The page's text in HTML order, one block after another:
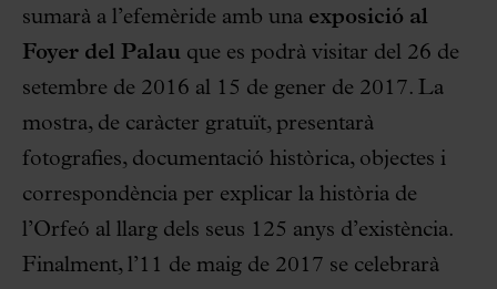
sumarà a l’efemèride amb una exposició al
Foyer del Palau que es podrà visitar del 26 de
setembre de 2016 al 15 de gener de 2017. La
mostra, de caràcter gratuït, presentarà
fotografies, documentació històrica, objectes i
correspondència per explicar la història de
l’Orfeó al llarg dels seus 125 anys d’existència.
Finalment, l’11 de maig de 2017 se celebrarà